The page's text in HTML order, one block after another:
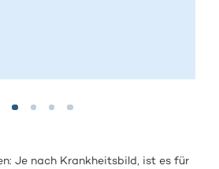
Je nach Krankheitsbild, ist es für